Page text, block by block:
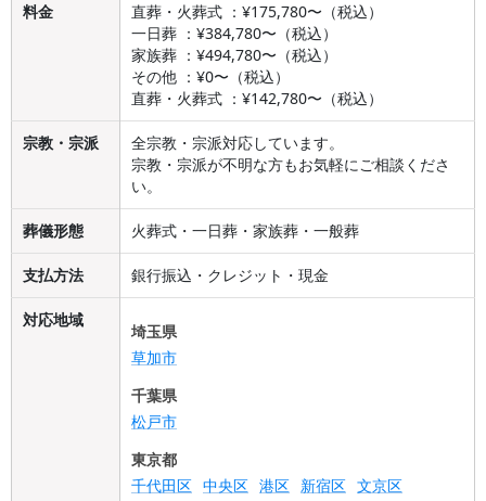
料金
直葬・火葬式 ：¥175,780〜（税込）
一日葬 ：¥384,780〜（税込）
家族葬 ：¥494,780〜（税込）
その他 ：¥0〜（税込）
直葬・火葬式 ：¥142,780〜（税込）
宗教・宗派
全宗教・宗派対応しています。
宗教・宗派が不明な方もお気軽にご相談くださ
い。
葬儀形態 火葬式・一日葬・家族葬・一般葬
支払方法 銀行振込・クレジット・現金
対応地域
埼玉県
草加市
千葉県
松戸市
東京都
千代田区 中央区 港区 新宿区 文京区